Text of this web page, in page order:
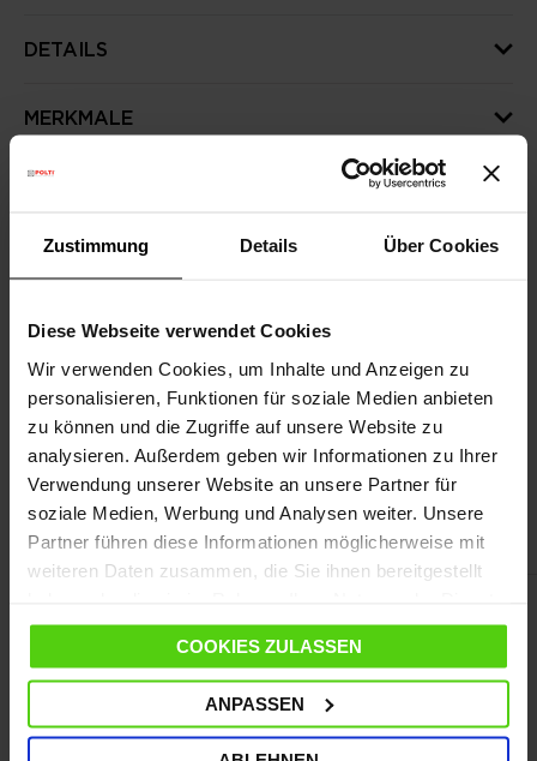
Zustimmung Details Über Cookies
Diese Webseite verwendet Cookies
Wir verwenden Cookies, um Inhalte und Anzeigen zu
personalisieren, Funktionen für soziale Medien anbieten
zu können und die Zugriffe auf unsere Website zu
analysieren. Außerdem geben wir Informationen zu Ihrer
Verwendung unserer Website an unsere Partner für
soziale Medien, Werbung und Analysen weiter. Unsere
Partner führen diese Informationen möglicherweise mit
weiteren Daten zusammen, die Sie ihnen bereitgestellt
gesammelt haben.
COOKIES ZULASSEN
ANPASSEN
DETAILS
MERKMALE
ANLEITUNG
WEITERE NÜTZLICHE INFORMATIONEN
Wir haben weitere Produkte
herausgesucht, die dich interessieren
könnten!